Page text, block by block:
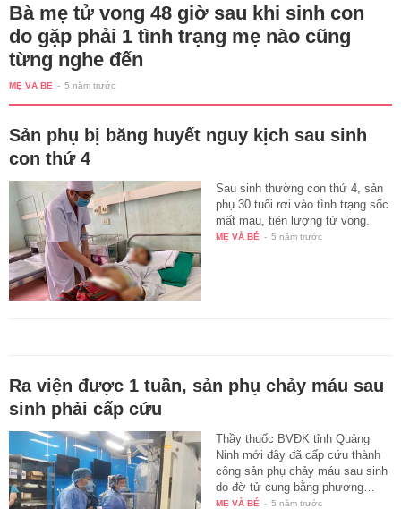
Bà mẹ tử vong 48 giờ sau khi sinh con
do gặp phải 1 tình trạng mẹ nào cũng
từng nghe đến
MẸ VÀ BÉ - 5 năm trước
Sản phụ bị băng huyết nguy kịch sau sinh
con thứ 4
Sau sinh thường con thứ 4, sản
phụ 30 tuổi rơi vào tình trạng sốc
mất máu, tiên lượng tử vong.
MẸ VÀ BÉ - 5 năm trước
Ra viện được 1 tuần, sản phụ chảy máu sau
sinh phải cấp cứu
Thầy thuốc BVĐK tỉnh Quảng
Ninh mới đây đã cấp cứu thành
công sản phụ chảy máu sau sinh
do đờ tử cung bằng phương…
MẸ VÀ BÉ - 5 năm trước